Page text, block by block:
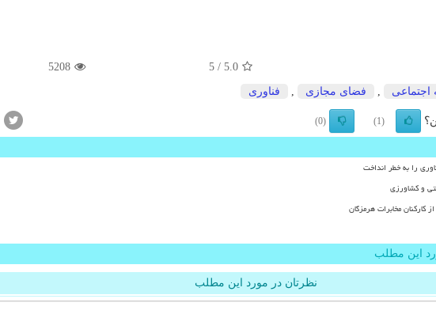
5.0
/ 5
5208
اجتماعی فضای مجازی فناوری
(1)
(0)
را به خطر انداخت
و کشاورزی
کارکنان مخابرات هرمزگان
این مطلب
نظرتان در مورد این مطلب